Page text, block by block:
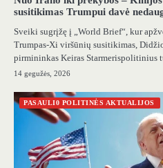
susitikimas Trumpui davė
Sveiki sugrįžę į „World Brief“, kur
Trumpas-Xi viršūnių susitikimas,
pirmininkas Keiras Starmerispolitinius
14 gegužės, 2026
PASAULI0 POLITINĖS AKTUALIJOS